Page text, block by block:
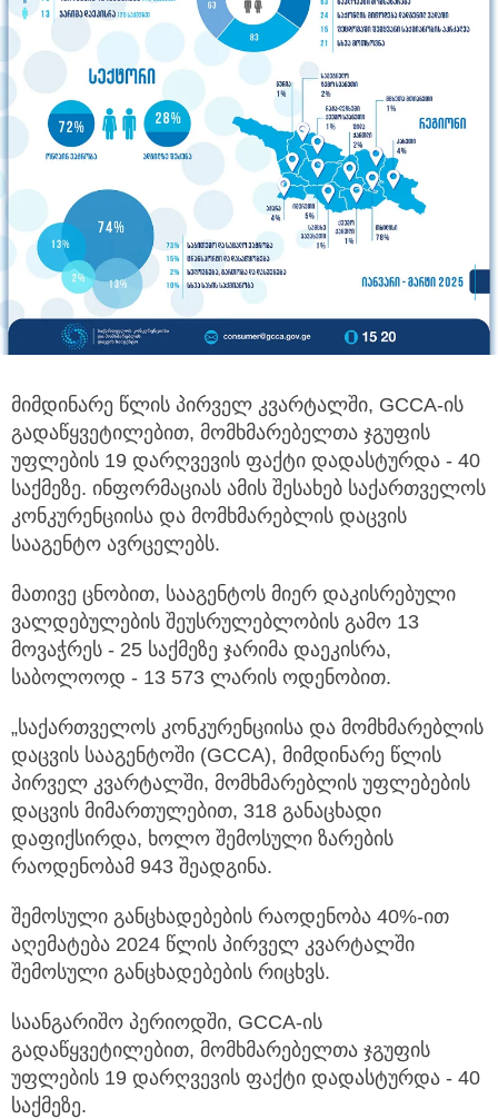
მიმდინარე წლის პირველ კვარტალში, GCCA-ის
გადაწყვეტილებით, მომხმარებელთა ჯგუფის
უფლების 19 დარღვევის ფაქტი დადასტურდა - 40
საქმეზე. ინფორმაციას ამის შესახებ საქართველოს
კონკურენციისა და მომხმარებლის დაცვის
სააგენტო ავრცელებს.
მათივე ცნობით, სააგენტოს მიერ დაკისრებული
ვალდებულების შეუსრულებლობის გამო 13
მოვაჭრეს - 25 საქმეზე ჯარიმა დაეკისრა,
საბოლოოდ - 13 573 ლარის ოდენობით.
„საქართველოს კონკურენციისა და მომხმარებლის
დაცვის სააგენტოში (GCCA), მიმდინარე წლის
პირველ კვარტალში, მომხმარებლის უფლებების
დაცვის მიმართულებით, 318 განაცხადი
დაფიქსირდა, ხოლო შემოსული ზარების
რაოდენობამ 943 შეადგინა.
შემოსული განცხადებების რაოდენობა 40%-ით
აღემატება 2024 წლის პირველ კვარტალში
შემოსული განცხადებების რიცხვს.
საანგარიშო პერიოდში, GCCA-ის
გადაწყვეტილებით, მომხმარებელთა ჯგუფის
უფლების 19 დარღვევის ფაქტი დადასტურდა - 40
საქმეზე.